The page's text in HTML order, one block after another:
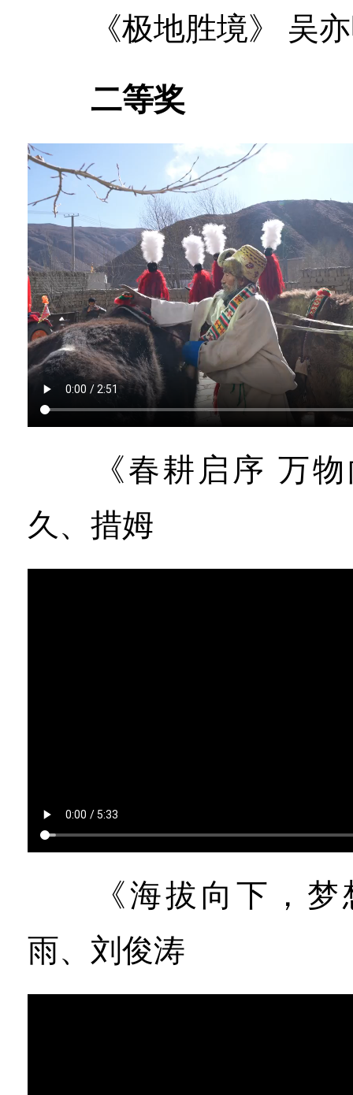
《极地胜境》 吴
二等奖
《春耕启序 万物
久、措姆
《海拔向下，梦
雨、刘俊涛